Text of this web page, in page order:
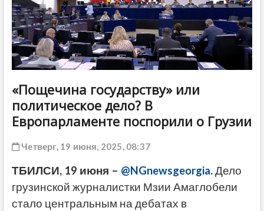
«Пощечина государству» или
политическое дело? В
Европарламенте поспорили о Грузии
Четверг, 19 июня, 2025, 08:37
ТБИЛСИ, 19 июня – @NGnewsgeorgia.Дело
грузинской журналистки Мзии Амаглобели
стало центральным на дебатах в